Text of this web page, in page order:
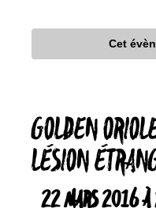
Cet
GOLDEN
LÉSION
22 MARS 2016